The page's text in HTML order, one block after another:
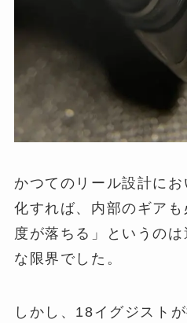
かつてのリール設計に
化すれば、内部のギア
度が落ちる」というの
な限界でした。
しかし、18イグジスト